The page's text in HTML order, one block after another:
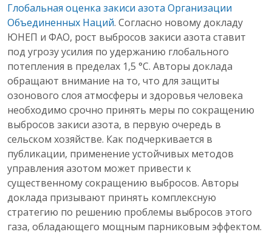
Глобальная оценка закиси азота Организации
Объединенных Наций. Согласно новому докладу
ЮНЕП и ФАО, рост выбросов закиси азота ставит
под угрозу усилия по удержанию глобального
потепления в пределах 1,5 °C. Авторы доклада
обращают внимание на то, что для защиты
озонового слоя атмосферы и здоровья человека
необходимо срочно принять меры по сокращению
выбросов закиси азота, в первую очередь в
сельском хозяйстве. Как подчеркивается в
публикации, применение устойчивых методов
управления азотом может привести к
существенному сокращению выбросов. Авторы
доклада призывают принять комплексную
стратегию по решению проблемы выбросов этого
газа, обладающего мощным парниковым эффектом.